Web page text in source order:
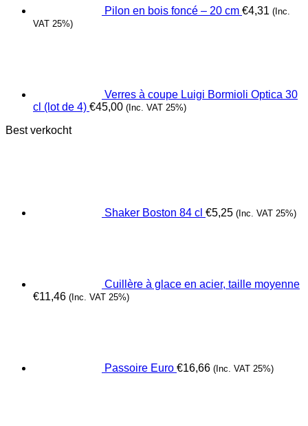
Pilon en bois foncé – 20 cm €4,31 (Inc.
VAT 25%)
Verres à coupe Luigi Bormioli Optica 30
cl (lot de 4) €45,00 (Inc. VAT 25%)
Best verkocht
Shaker Boston 84 cl €5,25 (Inc. VAT 25%)
Cuillère à glace en acier, taille moyenne
€11,46 (Inc. VAT 25%)
Passoire Euro €16,66 (Inc. VAT 25%)